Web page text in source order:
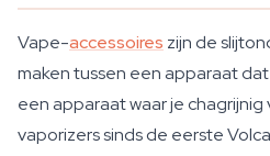
Vape-accessoires zijn de
maken tussen een apparaat
een apparaat waar je chagrijnig
vaporizers sinds de eerste